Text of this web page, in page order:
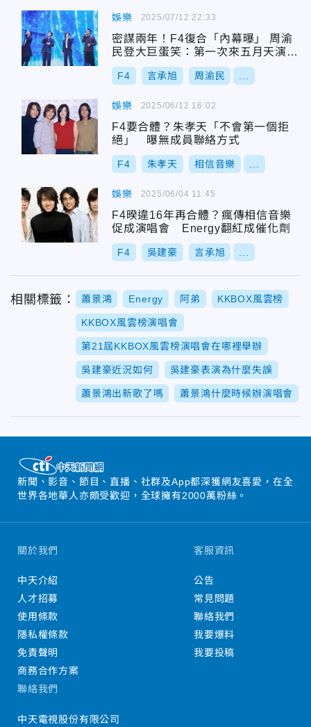
娛樂
密謀兩年！F4復合「內幕曝」 周渝
民登大巨蛋笑：第一次來五月天演唱
會
F4 言承旭 周渝民
2025/07/12 22:33
娛樂
F4要合體？朱孝天「不會第一個拒
絕」 曝無成員聯絡方式
F4 朱孝天 相信音樂
2025/06/12 16:02
娛樂
F4暌違16年再合體？瘋傳相信音樂
促成演唱會 Energy翻紅成催化劑
F4 吳建豪 言承旭
2025/06/04 11:45
相關標籤： 蕭景鴻 Energy 阿弟 KKBOX風雲榜
KKBOX風雲榜演唱會
第21屆KKBOX風雲榜演唱會在哪裡舉辦
吳建豪近況如何 吳建豪表演為什麼失誤
蕭景鴻出新歌了嗎 蕭景鴻什麼時候辦演唱會
新聞、影音、節目、直播、社群及App都深獲網友喜愛，在全
世界各地華人亦頗受歡迎，全球擁有2000萬粉絲。
關於我們
中天介紹
人才招募
使用條款
隱私權條款
免責聲明
商務合作方案
客服資訊
公告
常見問題
聯絡我們
我要爆料
我要投稿
聯絡我們
中天電視股份有限公司